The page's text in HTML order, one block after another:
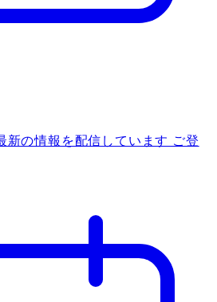
新の情報を配信しています ご登